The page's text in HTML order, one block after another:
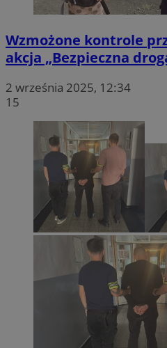
Wzmożone kontrole
akcja „Bezpieczna
2 września 2025, 12:34
15